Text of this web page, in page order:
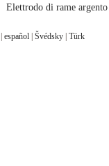
Elettrodo di rame argento
español| Švédsky| Türk